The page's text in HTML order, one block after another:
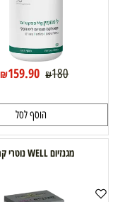
₪180
₪159.90
הוסף לסל
מגנזיום WELL נוטרי קר